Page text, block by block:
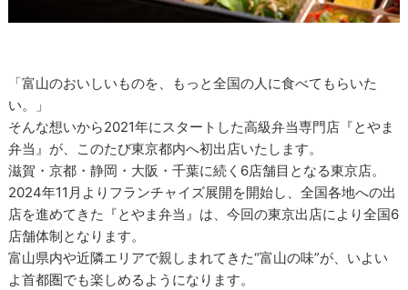
「富山のおいしいものを、もっと全国の人に食べてもらいた
い。」
そんな想いから2021年にスタートした高級弁当専門店『とやま
弁当』が、このたび東京都内へ初出店いたします。
滋賀・京都・静岡・大阪・千葉に続く6店舗目となる東京店。
2024年11月よりフランチャイズ展開を開始し、全国各地への出
店を進めてきた『とやま弁当』は、今回の東京出店により全国6
店舗体制となります。
富山県内や近隣エリアで親しまれてきた“富山の味”が、いよい
よ首都圏でも楽しめるようになります。